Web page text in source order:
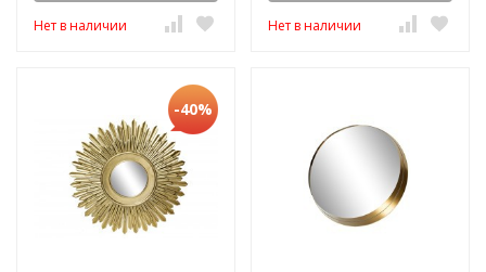
Нет в наличии Нет в наличии
-40%